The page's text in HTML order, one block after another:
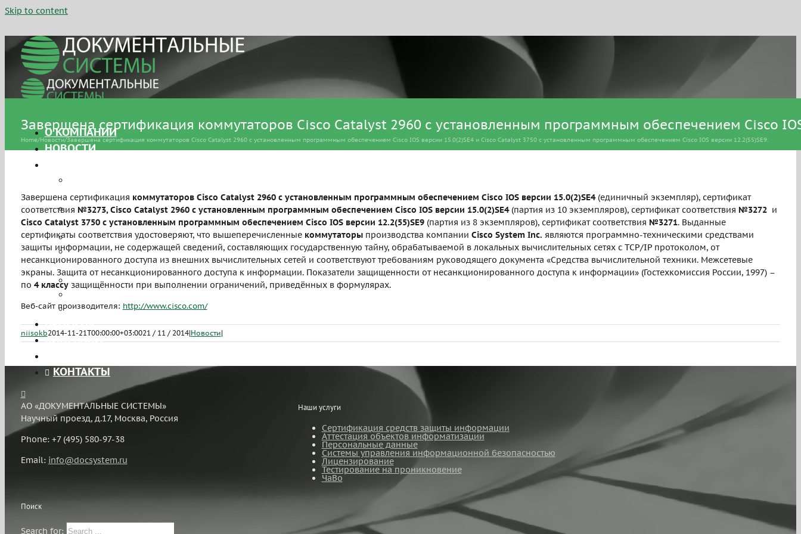
Skip to content
О КОМПАНИИ
НОВОСТИ
информации
Аттестация объектов
информатизации
Персональные данные
Системы управления
информационной безопасностью
Лицензирование
ЧаВо
ПРОЕКТЫ
ЛИЦЕНЗИИ
КОНТАКТЫ
Завершена сертификация коммутаторов Cisco Catalyst 2960 с установленным программным обеспечением Cisco
Home/Новости/Завершена сертификация коммутаторов Cisco Catalyst 2960 с установленным программным обеспечением Cisco IOS версии 15.0(2)SE4 и Cisco Catalyst 3750 с установленным программным обеспечением Cisco IOS версии 12.2(55)SE9.
Завершена сертификация коммутаторов Cisco Catalyst 2960 с установленным программным обеспечением Cisco IOS версии 15.0(2)SE4 (единичный экземпляр), сертификат
соответствия №3273,Cisco Catalyst 2960 с установленным программным обеспечением Cisco IOS версии 15.0(2)SE4 (партия из 10 экземпляров), сертификат соответствия №3272и
Cisco Catalyst 3750 с установленным программным обеспечением Cisco IOS версии 12.2(55)SE9 (партия из 8 экземпляров), сертификат соответствия №3271. Выданные
сертификаты соответствия удостоверяют, что вышеперечисленные коммутаторыпроизводства компании Cisco System Inc. являются программно-техническими средствами
защиты информации, не содержащей сведений, составляющих государственную тайну, обрабатываемой в локальных вычислительных сетях с TCP/IP протоколом, от
несанкционированного доступа из внешних вычислительных сетей и соответствуют требованиям руководящего документа «Средства вычислительной техники. Межсетевые
экраны. Защита от несанкционированного доступа к информации. Показатели защищенности от несанкционированного доступа к информации» (Гостехкомиссия России, 1997) –
по 4 классузащищённости при выполнении ограничений, приведённых в формулярах.
Веб-сайт производителя: http://www.cisco.com/
niisokb2014-11-21T00:00:00+03:0021 / 11 / 2014|Новости|
АО «ДОКУМЕНТАЛЬНЫЕ СИСТЕМЫ»
Научный проезд, д.17, Москва, Россия
Phone: +7 (495) 580-97-38
Email: info@docsystem.ru
Наши услуги
Сертификация средств защиты информации
Аттестация объектов информатизации
Персональные данные
Системы управления информационной безопасностью
Лицензирование
Тестирование на проникновение
ЧаВо
Поиск
Search for: